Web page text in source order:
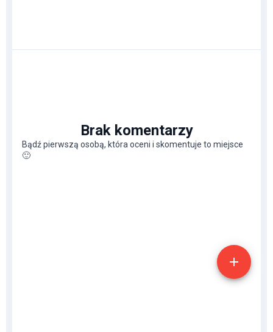
Brak komentarzy
Bądź pierwszą osobą, która oceni i skomentuje to miejsce
🙂